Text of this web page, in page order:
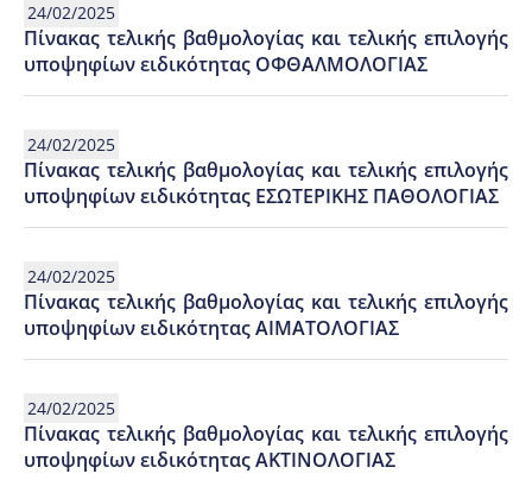
24/02/2025
Πίνακας τελικής βαθμολογίας και τελικής επιλογής
υποψηφίων ειδικότητας ΟΦΘΑΛΜΟΛΟΓΙΑΣ
24/02/2025
Πίνακας τελικής βαθμολογίας και τελικής επιλογής
υποψηφίων ειδικότητας ΕΣΩΤΕΡΙΚΗΣ ΠΑΘΟΛΟΓΙΑΣ
24/02/2025
Πίνακας τελικής βαθμολογίας και τελικής επιλογής
υποψηφίων ειδικότητας ΑΙΜΑΤΟΛΟΓΙΑΣ
24/02/2025
Πίνακας τελικής βαθμολογίας και τελικής επιλογής
υποψηφίων ειδικότητας ΑΚΤΙΝΟΛΟΓΙΑΣ